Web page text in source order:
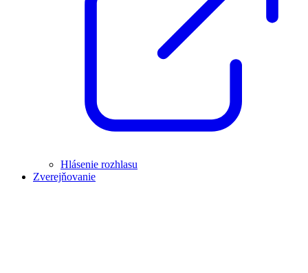
Hlásenie rozhlasu
Zverejňovanie